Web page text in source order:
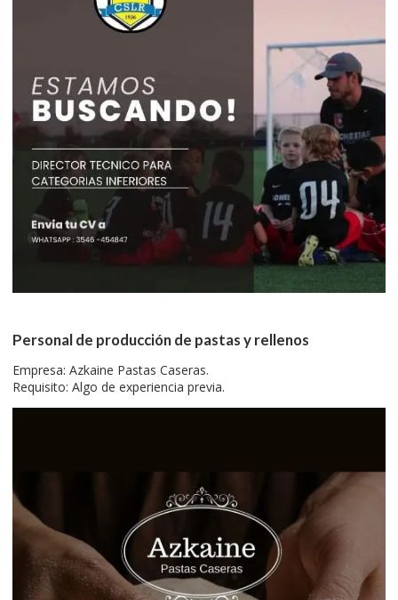
Personal de producción de pastas y rellenos
Empresa: Azkaine Pastas Caseras.
Requisito: Algo de experiencia previa.